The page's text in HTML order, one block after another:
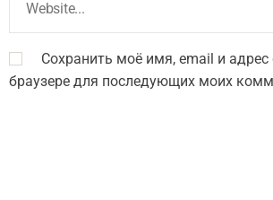
Сохранить моё имя, email и адрес
браузере для последующих моих